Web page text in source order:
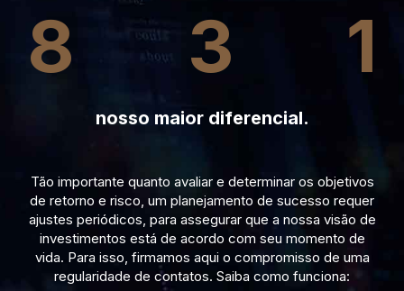
8 3 1
nosso maior diferencial.
Tão importante quanto avaliar e determinar os objetivos
de retorno e risco, um planejamento de sucesso requer
ajustes periódicos, para assegurar que a nossa visão de
investimentos está de acordo com seu momento de
vida. Para isso, firmamos aqui o compromisso de uma
regularidade de contatos. Saiba como funciona: